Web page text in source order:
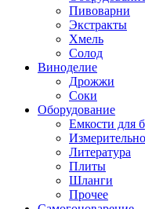
Пивоварни
Экстракты
Хмель
Солод
Виноделие
Дрожжи
Соки
Оборудование
Емкости для
Литература
Плиты
Шланги
Прочее